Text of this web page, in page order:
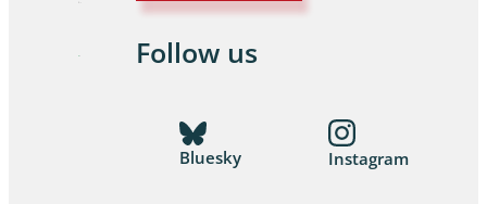
Follow us
Bluesky Instagram